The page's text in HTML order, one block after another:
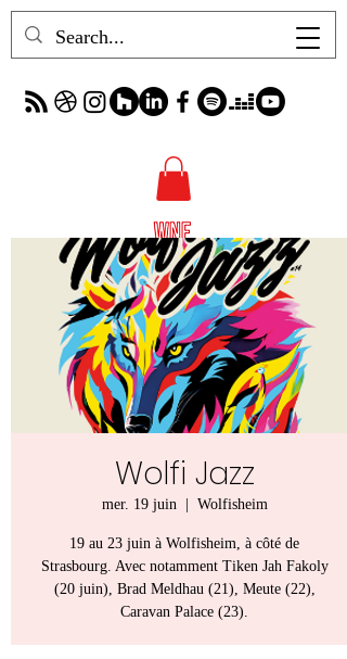
Wolfi Jazz
mer. 19 juin
  |
Wolfisheim
19 au 23 juin à Wolfisheim, à côté de
Strasbourg. Avec notamment Tiken Jah Fakoly
(20 juin), Brad Meldhau (21), Meute (22),
Caravan Palace (23).